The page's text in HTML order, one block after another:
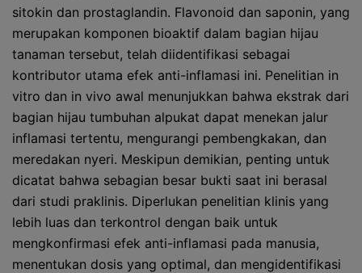
sitokin dan prostaglandin. Flavonoid dan saponin, yang
merupakan komponen bioaktif dalam bagian hijau
tanaman tersebut, telah diidentifikasi sebagai
kontributor utama efek anti-inflamasi ini. Penelitian in
vitro dan in vivo awal menunjukkan bahwa ekstrak dari
bagian hijau tumbuhan alpukat dapat menekan jalur
inflamasi tertentu, mengurangi pembengkakan, dan
meredakan nyeri. Meskipun demikian, penting untuk
dicatat bahwa sebagian besar bukti saat ini berasal
dari studi praklinis. Diperlukan penelitian klinis yang
lebih luas dan terkontrol dengan baik untuk
mengkonfirmasi efek anti-inflamasi pada manusia,
menentukan dosis yang optimal, dan mengidentifikasi